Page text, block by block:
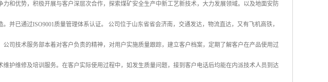
和优势，积极开展与客户深层次合作，探索煤矿安全生产中新工艺新技术，大力发展领域。以及地面安防
并已通过ISO9001质量管理体系认证。 公司位于山东省省会济南，交通发达，物流直达，又有飞机高铁，
司技术服务部本着对客户负责的精神，对用户实施质量跟踪，建立客户档案，定期了解客户在产品使用过
护维修及培训服务。在客户实际使用过程中，如发生质量问题，接到客户电话后均能在内派技术人员到达